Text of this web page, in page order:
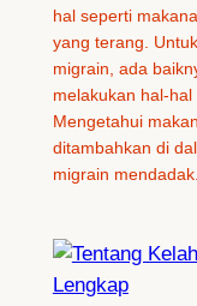
hal seperti
yang terang.
migrain, ada
melakukan hal-
Mengetahui
ditambahkan di
migrain